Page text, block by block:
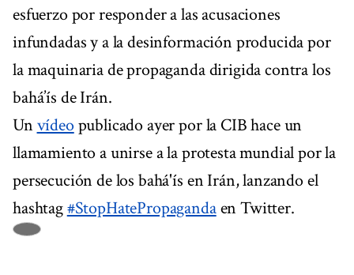
esfuerzo por responder a las acusaciones
infundadas y a la desinformación producida por
la maquinaria de propaganda dirigida contra los
bahá’ís de Irán.
Un vídeopublicado ayer por la CIB hace un
llamamiento a unirse a la protesta mundial por la
persecución de los bahá'ís en Irán, lanzando el
hashtag#StopHatePropagandaen Twitter.